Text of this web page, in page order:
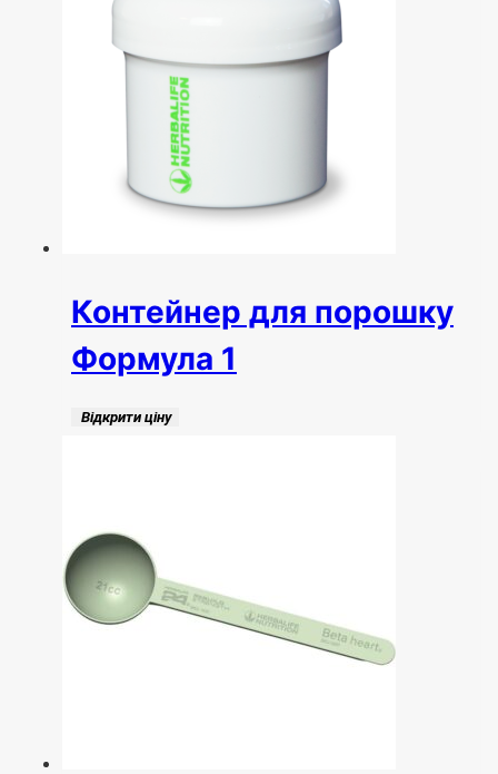
Контейнер для порошку
Формула 1
Відкрити ціну